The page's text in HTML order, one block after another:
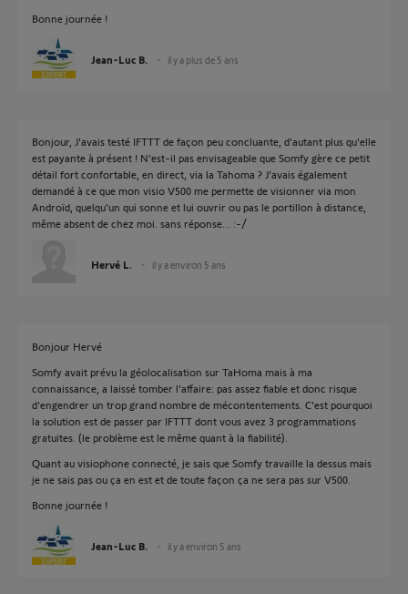
Bonne journée !
Jean-Luc B. il y a plus de 5 ans
Bonjour, J'avais testé IFTTT de façon peu concluante, d'autant plus qu'elle
est payante à présent ! N'est-il pas envisageable que Somfy gère ce petit
détail fort confortable, en direct, via la Tahoma ? J'avais également
demandé à ce que mon visio V500 me permette de visionner via mon
Androïd, quelqu'un qui sonne et lui ouvrir ou pas le portillon à distance,
même absent de chez moi. sans réponse... :-/
Hervé L. il y a environ 5 ans
Bonjour Hervé
Somfy avait prévu la géolocalisation sur TaHoma mais à ma
connaissance, a laissé tomber l'affaire: pas assez fiable et donc risque
d'engendrer un trop grand nombre de mécontentements. C'est pourquoi
la solution est de passer par IFTTT dont vous avez 3 programmations
gratuites. (le problème est le même quant à la fiabilité).
Quant au visiophone connecté, je sais que Somfy travaille la dessus mais
je ne sais pas ou ça en est et de toute façon ça ne sera pas sur V500.
Bonne journée !
Jean-Luc B. il y a environ 5 ans